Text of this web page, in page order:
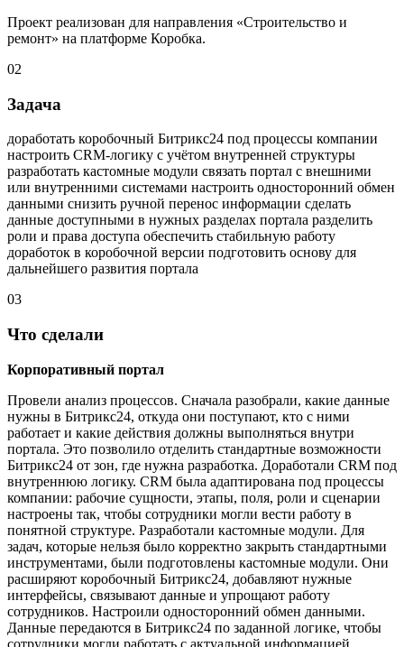
Проект реализован для направления «Строительство и
ремонт» на платформе Коробка.
02
Задача
доработать коробочный Битрикс24 под процессы компании
настроить CRM-логику с учётом внутренней структуры
разработать кастомные модули связать портал с внешними
или внутренними системами настроить односторонний обмен
данными снизить ручной перенос информации сделать
данные доступными в нужных разделах портала разделить
роли и права доступа обеспечить стабильную работу
доработок в коробочной версии подготовить основу для
дальнейшего развития портала
03
Что сделали
Корпоративный портал
Провели анализ процессов. Сначала разобрали, какие данные
нужны в Битрикс24, откуда они поступают, кто с ними
работает и какие действия должны выполняться внутри
портала. Это позволило отделить стандартные возможности
Битрикс24 от зон, где нужна разработка. Доработали CRM под
внутреннюю логику. CRM была адаптирована под процессы
компании: рабочие сущности, этапы, поля, роли и сценарии
настроены так, чтобы сотрудники могли вести работу в
понятной структуре. Разработали кастомные модули. Для
задач, которые нельзя было корректно закрыть стандартными
инструментами, были подготовлены кастомные модули. Они
расширяют коробочный Битрикс24, добавляют нужные
интерфейсы, связывают данные и упрощают работу
сотрудников. Настроили односторонний обмен данными.
Данные передаются в Битрикс24 по заданной логике, чтобы
сотрудники могли работать с актуальной информацией